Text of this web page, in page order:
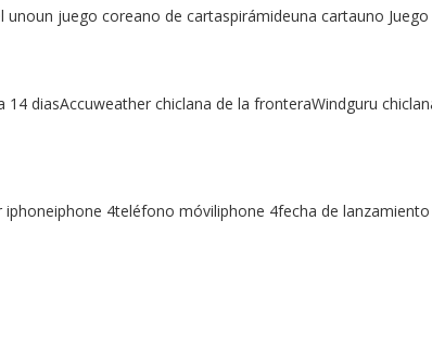
unoun juego coreano de cartaspirámideuna cartauno
14 diasAccuweather chiclana de la fronteraWindguru
4teléfono móviliphone 4fecha de